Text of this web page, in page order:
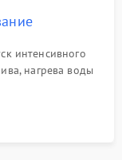
интенсивного
нагрева воды
шумов,
в поддоне.